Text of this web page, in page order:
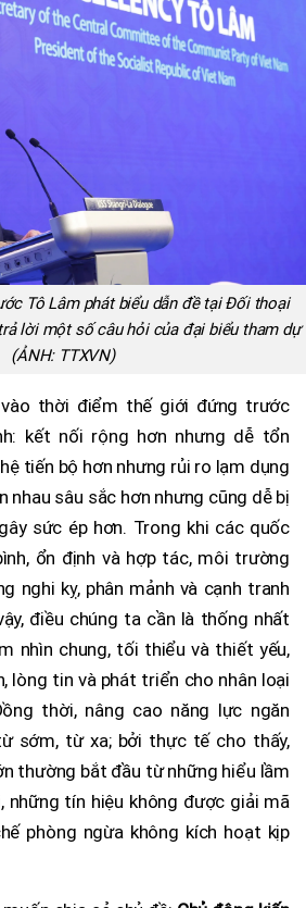
Tô Lâm phát biểu dẫn đề tại Đối thoại
lời một số câu hỏi của đại biểu tham dự
(ẢNH: TTXVN)
vào thời điểm thế giới đứng trước
kết nối rộng hơn nhưng dễ tổn
tiến bộ hơn nhưng rủi ro lạm dụng
nhau sâu sắc hơn nhưng cũng dễ bị
sức ép hơn. Trong khi các quốc
ổn định và hợp tác, môi trường
nghi kỵ, phân mảnh và cạnh tranh
điều chúng ta cần là thống nhất
nhìn chung, tối thiểu và thiết yếu,
lòng tin và phát triển cho nhân loại
thời, nâng cao năng lực ngăn
sớm, từ xa; bởi thực tế cho thấy,
thường bắt đầu từ những hiểu lầm
những tín hiệu không được giải mã
phòng ngừa không kích hoạt kịp